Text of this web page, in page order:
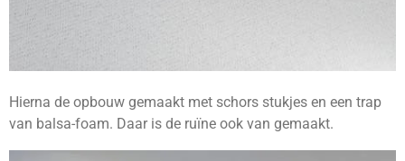
Hierna de opbouw gemaakt met schors stukjes en een trap
van balsa-foam. Daar is de ruïne ook van gemaakt.